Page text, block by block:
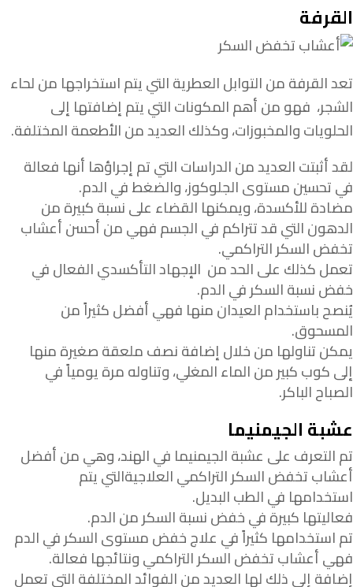
القرفة
تعد القرفة من التوابل العطرية التي يتم استخراجها من لحاء
الشجر، فهو من أهم المكونات التي يتم إضافتها إلى
الحلويات والمخبوزات، وكذلك العديد من الأطعمة المختلفة.
لقد أثبتت العديد من الدراسات التي تم إجراؤها أنها فعالة
في تحسين مستوى الجلوكوز، والضغط في الدم.
مضادة للأكسدة، ويمكنها القضاء على نسبة كبيرة من
الدهون التي قد تتراكم في الجسم فهي من أحسن أعشاب
تخفض السكر التراكمي.
تعمل كذلك على الحد من الإجهاد التأكسدي الفعال في
خفض نسبة السكر في الدم.
يُنصح باستخدام العيدان منها فهي أفضل كثيراً من
المسحوق.
يمكن تناولها من خلال إضافة نصف ملعقة صغيرة منها
إلى كوب كبير من الماء المغلي، وتناوله مرة يومياً في
الصباح الباكر.
عشبة الجيمنيما
تم التعرف على عشبة الجيمنيما في الهند، وهي من أفضل
أعشاب تخفض السكر التراكمي العلاجيةالتي يتم
استخدامها في الطب البديل.
فعاليتها كبيرة في خفض نسبة السكر من الدم.
تم استخدامها كثيراً في علاج خفض مستوى السكر في الدم
فهي أعشاب تخفض السكر التراكمي ونتائجها فعالة.
إضافة إلى ذلك لها العديد من الفوائد المختلفة التي تعمل